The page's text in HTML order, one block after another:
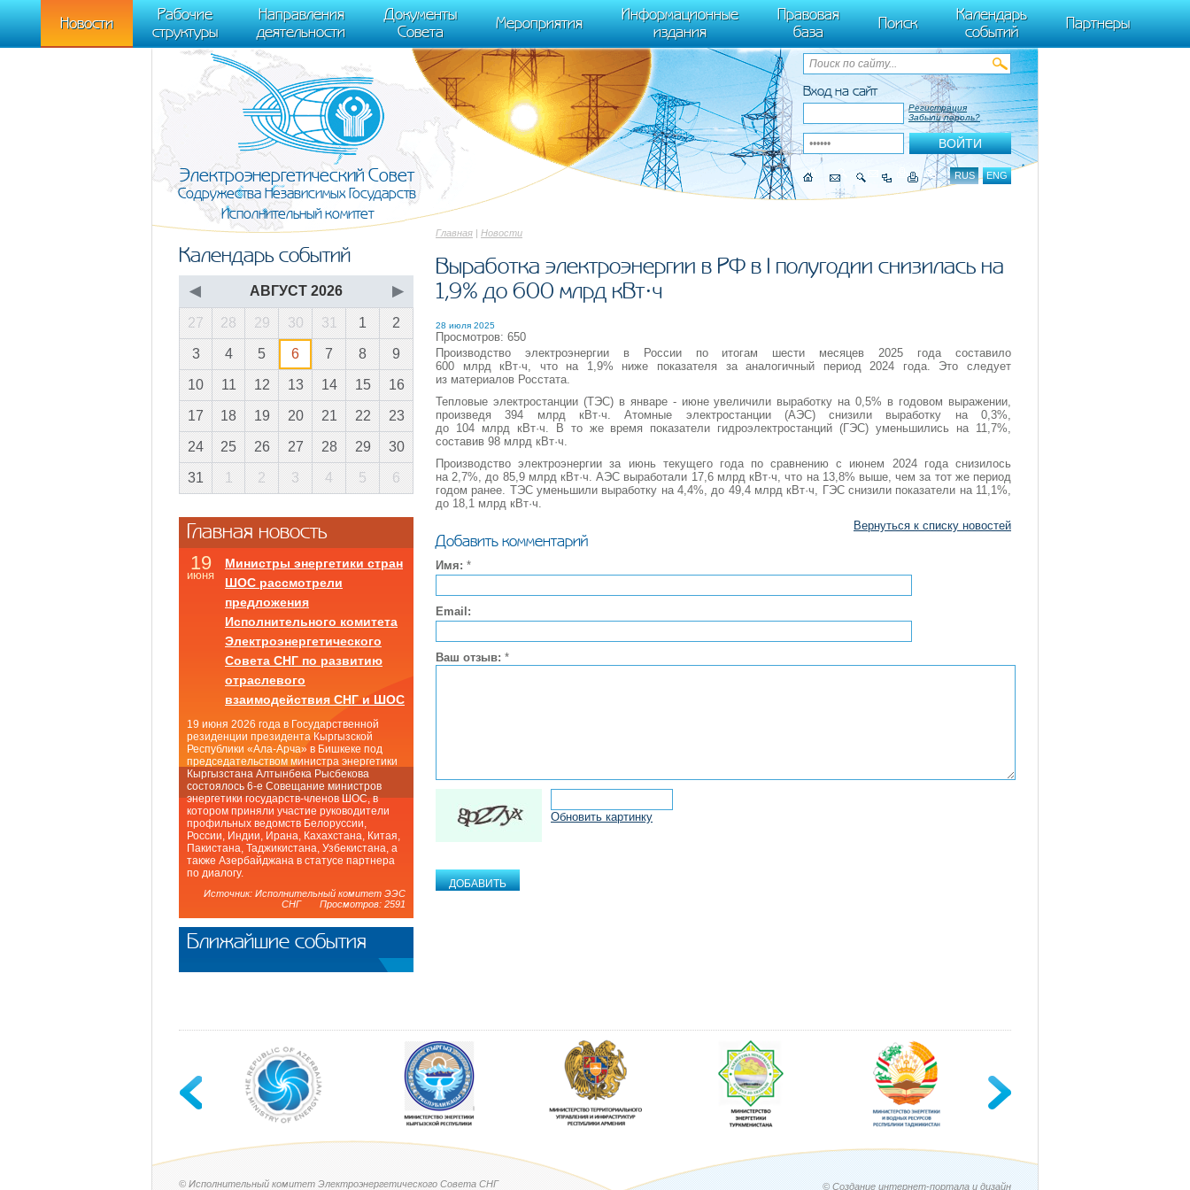
m[i].l=1*new Date(); for (var j = 0; j < document.scripts.length; j++) {if (document.scripts[j].src === r) { return; }} k=e.createElement(t),a=e.getElementsByTagName(t)[0],k.async=1,k.src=r,a.parentNode.insertBefore(k,a)}) (window,
document, "script", "https://mc.yandex.ru/metrika/tag.js", "ym"); ym(95911708, "init", { clickmap:true, trackLinks:true, accurateTrackBounce:true });
Новости
Рабочие
структуры
Направления
деятельности
Документы
Совета
Мероприятия
Информационные
издания
Правовая
база
Поиск
Календарь
событий
Партнеры
Вход на сайт
Регистрация
Забыли пароль?
RUS ENG
Электроэнергетический Совет
Содружества Независимых Государств
Исполнительный комитет
Главная | Новости
Выработка электроэнергии в РФ в I полугодии снизилась на
1,9% до 600 млрд кВт·ч
28 июля 2025
Просмотров: 650
Производство электроэнергии в России по итогам шести месяцев 2025 года составило
600 млрд кВт·ч, что на 1,9% ниже показателя за аналогичный период 2024 года. Это следует
из материалов Росстата.
Тепловые электростанции (ТЭС) в январе - июне увеличили выработку на 0,5% в годовом выражении,
произведя 394 млрд кВт·ч. Атомные электростанции (АЭС) снизили выработку на 0,3%,
до 104 млрд кВт·ч. В то же время показатели гидроэлектростанций (ГЭС) уменьшились на 11,7%,
составив 98 млрд кВт·ч.
Производство электроэнергии за июнь текущего года по сравнению с июнем 2024 года снизилось
на 2,7%, до 85,9 млрд кВт·ч. АЭС выработали 17,6 млрд кВт·ч, что на 13,8% выше, чем за тот же период
годом ранее. ТЭС уменьшили выработку на 4,4%, до 49,4 млрд кВт·ч, ГЭС снизили показатели на 11,1%,
до 18,1 млрд кВт·ч.
Вернуться к списку новостей
Добавить комментарий
Имя: *
Email:
Ваш отзыв: *
Обновить картинку
Календарь событий
◀ АВГУСТ 2026 ▶
27 28 29 30 31 1 2
3 4 5 6 7 8 9
10 11 12 13 14 15 16
17 18 19 20 21 22 23
24 25 26 27 28 29 30
31 1 2 3 4 5 6
Главная новость
19
июня
Министры энергетики стран
ШОС рассмотрели
предложения
Исполнительного комитета
Электроэнергетического
Совета СНГ по развитию
отраслевого
взаимодействия СНГ и ШОС
19 июня 2026 года в Государственной
резиденции президента Кыргызской
Республики «Ала-Арча» в Бишкеке под
председательством министра энергетики
Кыргызстана Алтынбека Рысбекова
состоялось 6-е Совещание министров
энергетики государств-членов ШОС, в
котором приняли участие руководители
профильных ведомств Белоруссии,
России, Индии, Ирана, Кахахстана, Китая,
Пакистана, Таджикистана, Узбекистана, а
также Азербайджана в статусе партнера
по диалогу.
Источник: Исполнительный комитет ЭЭС
СНГ Просмотров: 2591
Ближайшие события
© Создание интернет-портала и дизайн
© Исполнительный комитет Электроэнергетического Совета СНГ